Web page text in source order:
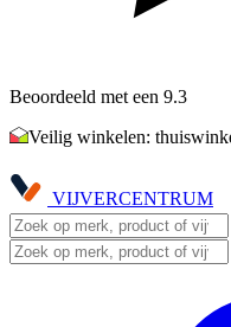
Beoordeeld met een 9.3
Veilig winkelen:
VIJVERCENTRUM